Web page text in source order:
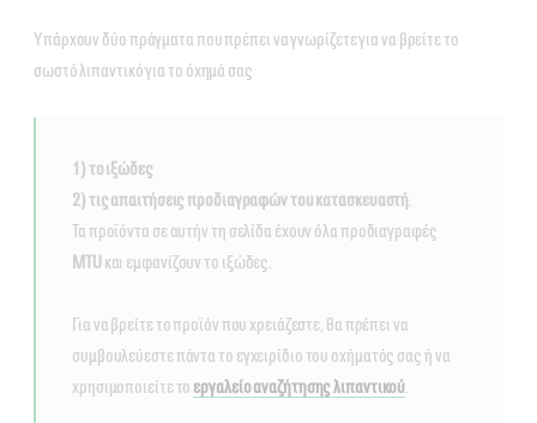
Υπάρχουν δύο πράγματα που πρέπει να γνωρίζετε για να βρείτε το
σωστό λιπαντικό για το όχημά σας
1) το ιξώδες
2) τις απαιτήσεις προδιαγραφών του κατασκευαστή
Τα προϊόντα σε αυτήν τη σελίδα έχουν όλα προδιαγραφές
MTU και εμφανίζουν το ιξώδες.
Για να βρείτε το προϊόν που χρειάζεστε, θα πρέπει να
συμβουλεύεστε πάντα το εγχειρίδιο του οχήματός σας ή να
χρησιμοποιείτε το εργαλείο αναζήτησης λιπαντικού